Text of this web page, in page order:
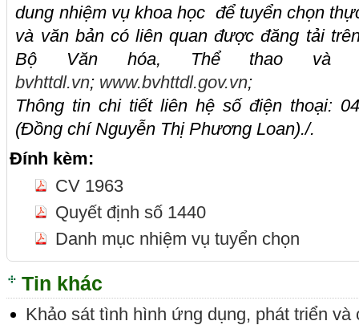
dung nhiệm vụ khoa học để tuyển chọn
và văn bản có liên quan được đăng tải
Bộ Văn hóa, Thể thao
bvhttdl.vn; www.bvhttdl.gov.vn;
Thông tin chi tiết liên hệ số điện thoại:
(Đồng chí Nguyễn Thị Phương Loan)./.
Đính kèm:
CV 1963
Quyết định số 1440
Danh mục nhiệm vụ tuyển chọn
Tin khác
Khảo sát tình hình ứng dụng, phát triển và